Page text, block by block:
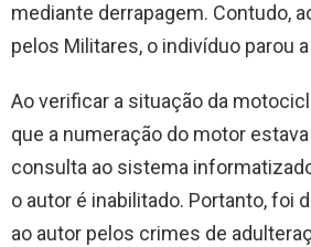
mediante derrapagem. Contudo,
pelos Militares, o indivíduo parou
Ao verificar a situação da
que a numeração do motor
consulta ao sistema
o autor é inabilitado. Portanto, foi
ao autor pelos crimes de